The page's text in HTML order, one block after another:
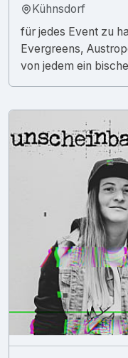
Kühnsdorf
für jedes Event zu
Evergreens,
von jedem ein